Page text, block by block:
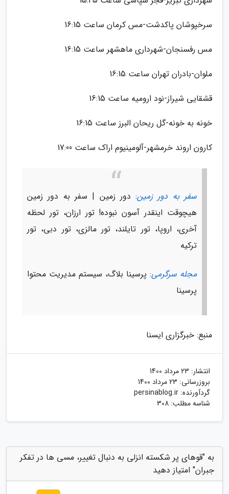
سرخپوشان پاکدشت-مس کرمان ساعت 16:15
مس رفسنجان-شهرداری ماهشهر ساعت 16:15
ملوان-بادران تهران ساعت 16:15
قشقایی شیراز-نود ارومیه ساعت 16:15
خونه به خونه-گل ریحان البرز ساعت 16:15
کارون اروند خرمشهر-آلومینیوم اراک ساعت 17:00
سفر به دور زمین: دور زمین | سفر به دور زمین
هیچوقت اینقدر آسون نبوده! تور ارزان، تور لحظه
آخری، اروپا، تور تایلند، تور مالزی، تور دبی، تور
ترکیه
مجله سرگرمی: پرسینا بلاگ، سیستم مدیریت محتوا
پرسینا
منبع: خبرگزاری ایسنا
انتشار: 23 مرداد 1400
بروزرسانی: 23 مرداد 1400
گردآورنده: persinablog.ir
شناسه مطلب: 308
به "قوهای پر شکسته انزلی به دنبال تغییر، مسی ها در تفکر
جبران" امتیاز دهید